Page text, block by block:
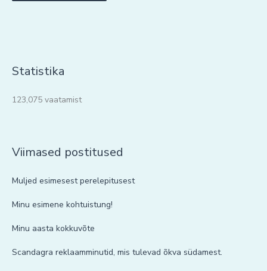
Statistika
123,075 vaatamist
Viimased postitused
Muljed esimesest perelepitusest
Minu esimene kohtuistung!
Minu aasta kokkuvõte
Scandagra reklaamminutid, mis tulevad õkva südamest.